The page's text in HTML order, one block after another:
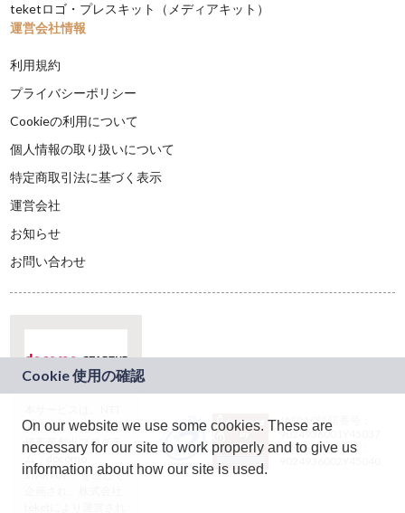
teketロゴ・プレスキット（メディアキット）
運営会社情報
利用規約
プライバシーポリシー
Cookieの利用について
個人情報の取り扱いについて
特定商取引法に基づく表示
運営会社
お知らせ
お問い合わせ
ドコモグループの新
規事業創出プログラ
ム「docomo
STARTUP」を通じて
JASRAC許諾番号：
9024936001Y45037
JASRAC許諾番号：
On our website we use some cookies. These are
necessary for our site to work properly and to give us
information about how our site is used.